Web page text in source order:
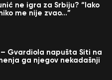
ne igra za Srbiju? “Iako
me nije zvao…”
Gvardiola napušta Siti na
ga njegov nekadašnji